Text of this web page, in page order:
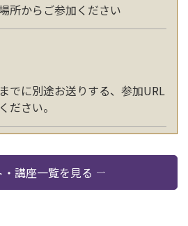
所からご参加ください
でに別途お送りする、参加URL
ださい。
講座一覧を見る